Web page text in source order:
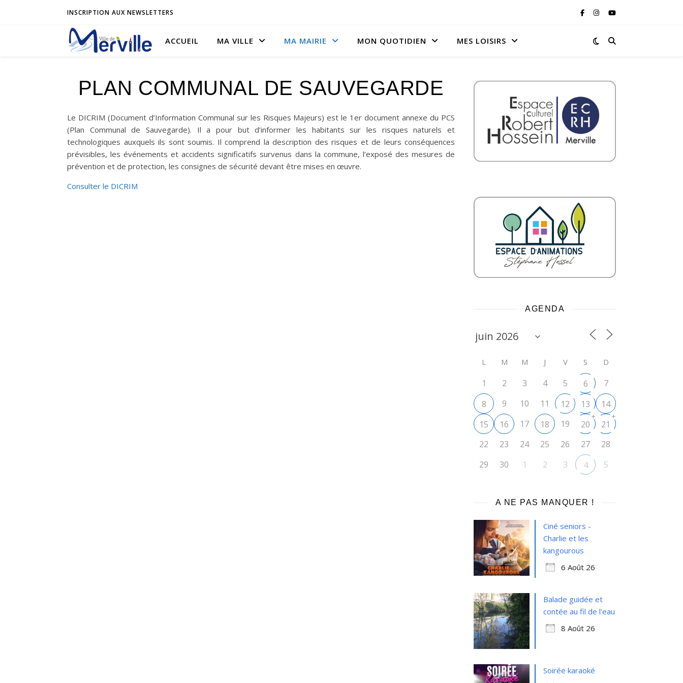
INSCRIPTION AUX NEWSLETTERS
ACCUEIL MA VILLE MA MAIRIE MON QUOTIDIEN MES LOISIRS
PLAN COMMUNAL DE SAUVEGARDE
Le DICRIM (Document d’Information Communal sur les Risques Majeurs) est le 1er document annexe du PCS
(Plan Communal de Sauvegarde). Il a pour but d’informer les habitants sur les risques naturels et
technologiques auxquels ils sont soumis. Il comprend la description des risques et de leurs conséquences
prévisibles, les événements et accidents significatifs survenus dans la commune, l’exposé des mesures de
prévention et de protection, les consignes de sécurité devant être mises en œuvre.
Consulter le DICRIM
AGENDA
L M M J V S D
1 2 3 4 5 6
7
8
9 10 11 12 13
14
15
16 17 18 19 20
+
21
+
22 23 24 25 26 27
28
29
30 1 2 3 4 5
A NE PAS MANQUER !
Ciné seniors -
Charlie et les
kangourous
6 Août 26
Balade guidée et
contée au fil de l'eau
8 Août 26
Soirée karaoké